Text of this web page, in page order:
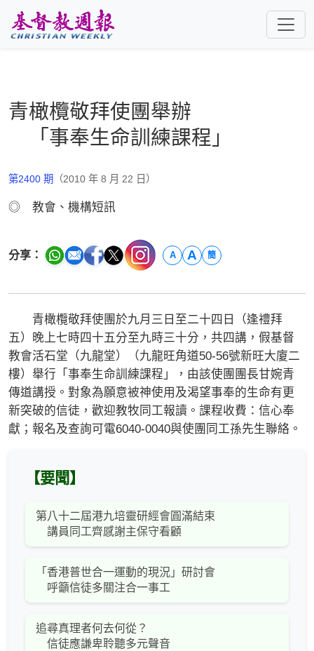
青橄欖敬拜使團舉辦
「事奉生命訓練課程」
第2400 期 （2010 年 8 月 22 日）
◎ 教會、機構短訊
分享： A A 簡
青橄欖敬拜使團於九月三日至二十四日（逢禮拜
五）晚上七時四十五分至九時三十分，共四講，假基督
教會活石堂（九龍堂）（九龍旺角道50-56號新旺大廈二
樓）舉行「事奉生命訓練課程」，由該使團團長甘婉青
傳道講授。對象為願意被神使用及渴望事奉的生命有更
新突破的信徒，歡迎教牧同工報讀。課程收費：信心奉
獻；報名及查詢可電6040-0040與使團同工孫先生聯絡。
【要聞】
第八十二屆港九培靈研經會圓滿結束
講員同工齊感謝主保守看顧
「香港普世合一運動的現況」研討會
呼籲信徒多關注合一事工
追尋真理者何去何從？
信徒應謙卑聆聽多元聲音